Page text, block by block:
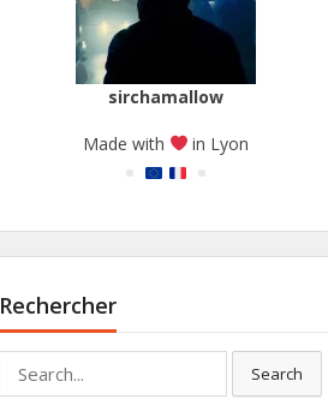
sirchamallow
Made with in Lyon
Rechercher
for:
Search